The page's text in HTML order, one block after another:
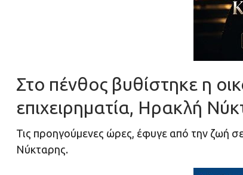
Στο πένθος βυθίστηκε η
επιχειρηματία, Ηρακλή
Τις προηγούμενες ώρες, έφυγε από την ζωή
Νύκταρης.